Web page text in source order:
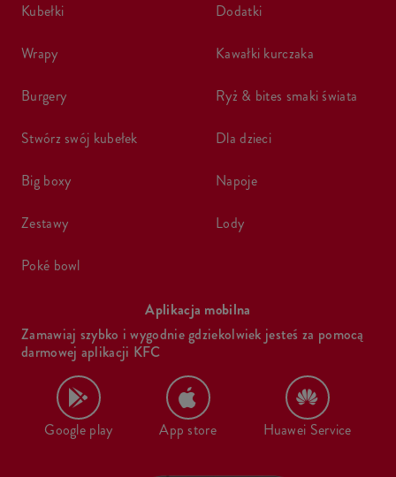
kubełki
wrapy
burgery
stwórz swój kubełek
big boxy
zestawy
poké bowl
dodatki
kawałki kurczaka
ryż & bites smaki świata
dla dzieci
napoje
lody
Aplikacja mobilna
Zamawiaj szybko i wygodnie gdziekolwiek jesteś za pomocą
darmowej aplikacji KFC
Google play App store Huawei Service